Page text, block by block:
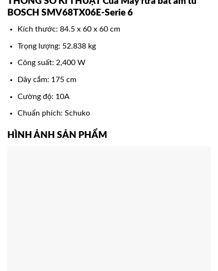
BOSCH SMV68TX06E-Serie 6
Kích thước: 84.5 x 60 x 60 cm
Trọng lượng: 52.838 kg
Công suất: 2,400 W
Dây cắm: 175 cm
Cường độ: 10A
Chuẩn phích: Schuko
HÌNH ẢNH SẢN PHẨM